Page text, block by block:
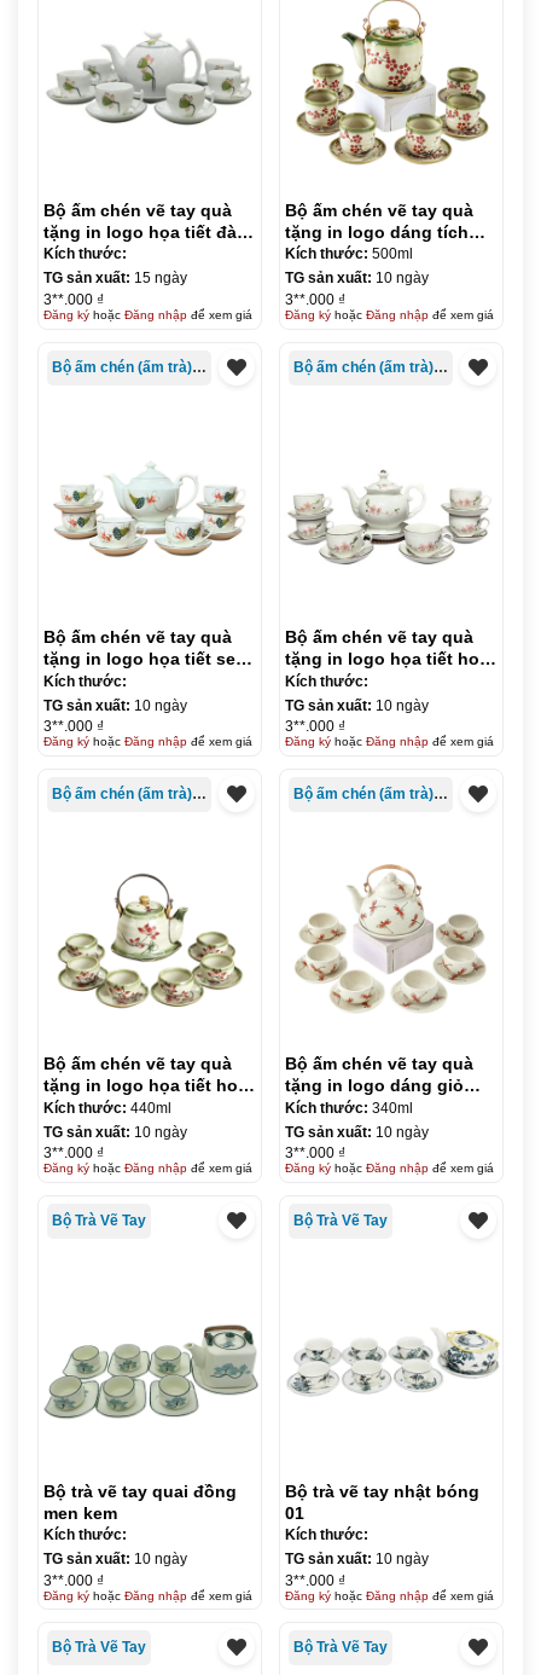
Bộ ấm chén vẽ tay quà
tặng in logo họa tiết đài
sen dáng bưởi cành KQ-
ACVT15
Kích thước:
TG sản xuất: 15 ngày
3**.000 ₫
Đăng kýhoặc Đăng nhậpđể xem giá
Bộ ấm chén vẽ tay quà
tặng in logo dáng tích
500ml KQ-ACVT16
Kích thước: 500ml
TG sản xuất: 10 ngày
3**.000 ₫
Đăng kýhoặc Đăng nhậpđể xem giá
Bộ ấm chén (ấm trà) in logo
Bộ ấm chén vẽ tay quà
tặng in logo họa tiết sen
chuồn dáng thần đèn
600ml KQ-ACVT17
Kích thước:
TG sản xuất: 10 ngày
3**.000 ₫
Đăng kýhoặc Đăng nhậpđể xem giá
Bộ ấm chén (ấm trà) in logo
Bộ ấm chén vẽ tay quà
tặng in logo họa tiết hoa
đào dáng đài cát KQ-
ACVT18
Kích thước:
TG sản xuất: 10 ngày
3**.000 ₫
Đăng kýhoặc Đăng nhậpđể xem giá
Bộ ấm chén (ấm trà) in logo
Bộ ấm chén vẽ tay quà
tặng in logo họa tiết hoa
sen đỏ dáng tích 440ml
KQ-ACVT19
Kích thước: 440ml
TG sản xuất: 10 ngày
3**.000 ₫
Đăng kýhoặc Đăng nhậpđể xem giá
Bộ ấm chén (ấm trà) in logo
Bộ ấm chén vẽ tay quà
tặng in logo dáng giỏ
cua quai đồng 340ml KQ-
ACVT20
Kích thước: 340ml
TG sản xuất: 10 ngày
3**.000 ₫
Đăng kýhoặc Đăng nhậpđể xem giá
Bộ Trà Vẽ Tay
Bộ trà vẽ tay quai đồng
men kem
Kích thước:
TG sản xuất: 10 ngày
3**.000 ₫
Đăng kýhoặc Đăng nhậpđể xem giá
Bộ Trà Vẽ Tay
Bộ trà vẽ tay nhật bóng
01
Kích thước:
TG sản xuất: 10 ngày
3**.000 ₫
Đăng kýhoặc Đăng nhậpđể xem giá
Bộ Trà Vẽ Tay Bộ Trà Vẽ Tay